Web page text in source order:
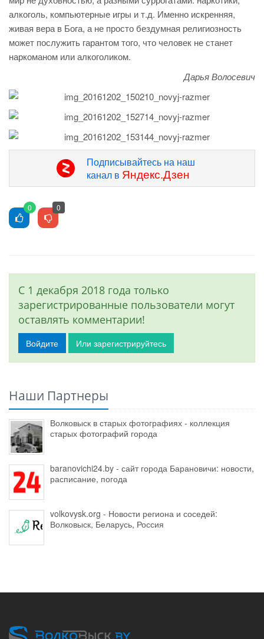
алкоголь, компьютерные игры и т.д. Именно искренняя,
живая вера в Бога, а не просто бездумная религиозность
может послужить гарантом того, что человек не станет
наркоманом или алкоголиком.
Дарья Волосевич
Подписывайтесь на наш
канал в Яндекс.Дзен
0 0
С 1 декабря 2018 года только
зарегистрированные пользователи могут
оставлять комментарии!
Войдите Или зарегистрируйтесь
Наши Партнеры
Волковыск в старых фотографиях - коллекция
старых фотографий города
baranovichi24.by - сайт города Барановичи: новости,
расписание, погода
volkovysk.org - Новости региона и соседей:
Волковыск, Беларусь, Россия